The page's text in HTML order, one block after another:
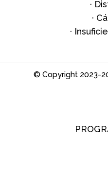
·
·
·
© Copyright 2023-